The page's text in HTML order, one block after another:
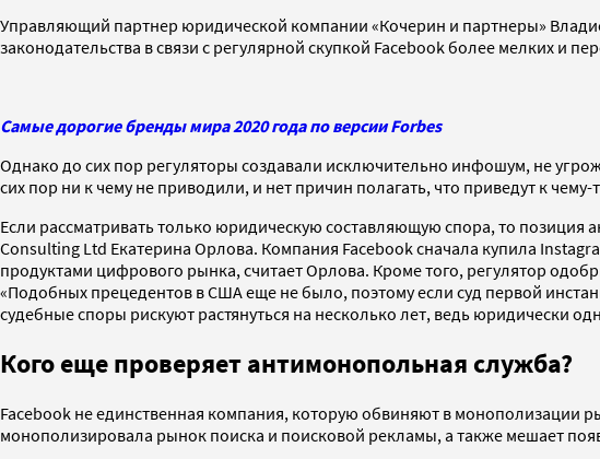
Управляющий партнер юридической компании «Кочерин и партнеры»
законодательства в связи с регулярной скупкой Facebook более мелких и
Самые дорогие бренды мира 2020 года по версии Forbes
Однако до сих пор регуляторы создавали исключительно инфошум, не
сих пор ни к чему не приводили, и нет причин полагать, что приведут к чему-
Если рассматривать только юридическую составляющую спора, то
Consulting Ltd Екатерина Орлова. Компания Facebook сначала купила
продуктами цифрового рынка, считает Орлова. Кроме того, регулятор
«Подобных прецедентов в США еще не было, поэтому если суд первой
судебные споры рискуют растянуться на несколько лет, ведь юридически
Кого еще проверяет антимонопольная служба?
Facebook не единственная компания, которую обвиняют в монополизации
монополизировала рынок поиска и поисковой рекламы, а также мешает